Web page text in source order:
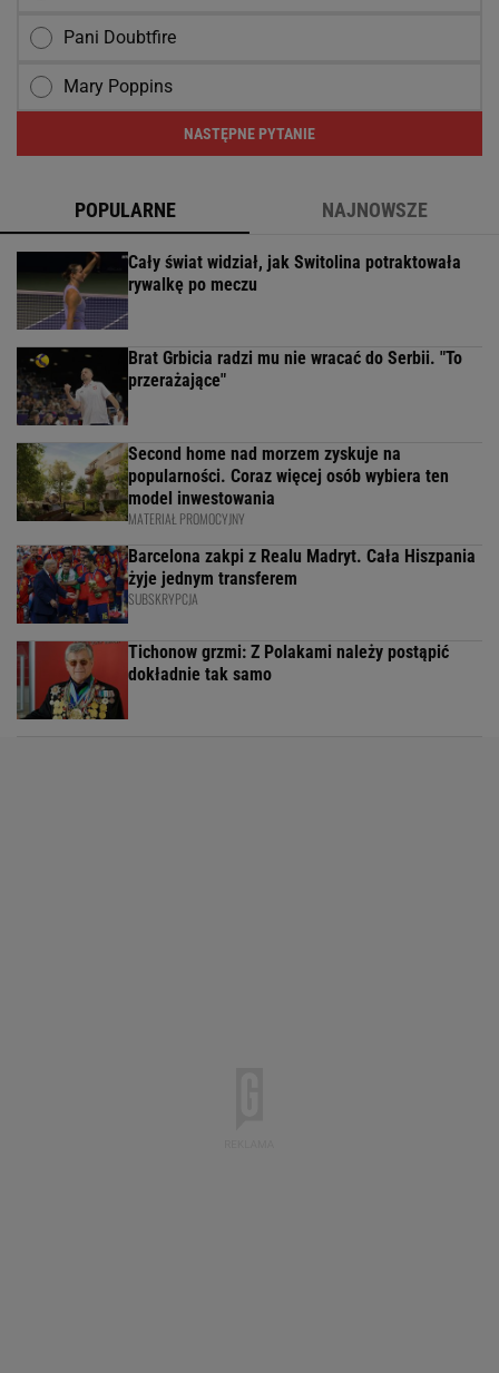
Pani Doubtfire
Mary Poppins
NASTĘPNE PYTANIE
POPULARNE NAJNOWSZE
Cały świat widział, jak Switolina potraktowała
rywalkę po meczu
Brat Grbicia radzi mu nie wracać do Serbii. "To
przerażające"
Second home nad morzem zyskuje na
popularności. Coraz więcej osób wybiera ten
model inwestowania
MATERIAŁ PROMOCYJNY
Barcelona zakpi z Realu Madryt. Cała Hiszpania
żyje jednym transferem
SUBSKRYPCJA
Tichonow grzmi: Z Polakami należy postąpić
dokładnie tak samo